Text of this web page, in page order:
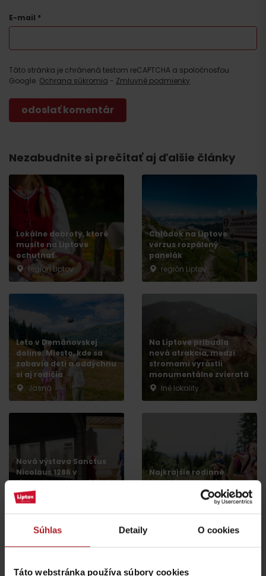
Súhlas Detaily O cookies
Táto webstránka používa súbory cookies
E-mail *
Táto stránka je chránená testom reCAPTCHA a spoločnosťou
Google. Ochrana súkromia - Zmluvné podmienky
Nezabudnite si prečítať aj ďalšie články
Lokálne dobroty, ktoré
musíte na Liptove
ochutnať
región Liptov
Chládok na Liptove
verzus rozpálený
panelák
región Liptov
Leto v Demänovskej
doline: Miesto, kde sa
zabavia deti a oddýchnu
si aj rodičia
Jasná
Na Liptove pribudla
nová atrakcia, medzi
stromami vyrástli
monumentálne zvieratá
Iné lokality
Nová výstava Sanctus
Nicolaus 1286 v
Liptovskom Mikuláši vás
prenesie do stredoveku
Liptovský Mikuláš
Najkrajšie rodinné
prechádzky na Liptove
do dvoch hodín
všetky články
Príchod